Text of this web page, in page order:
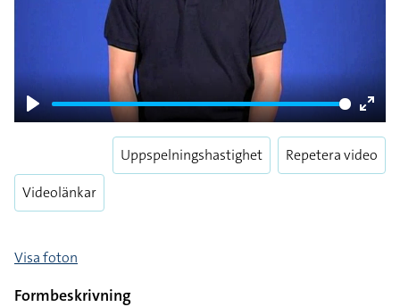
Play
Enter
Videolänkar
Uppspelningshastighet Repetera video
Visa foton
Formbeskrivning